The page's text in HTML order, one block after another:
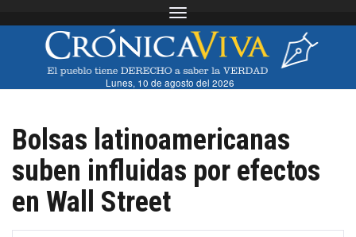
Toggle navigation
Lunes, 10 de agosto del 2026
Bolsas latinoamericanas
suben influidas por efectos
en Wall Street